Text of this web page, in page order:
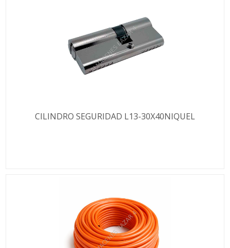
CILINDRO SEGURIDAD L13-30X40NIQUEL